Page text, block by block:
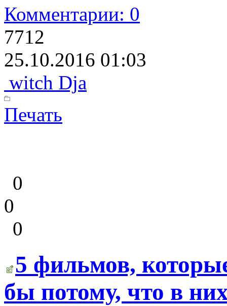
Комментарии: 0
7712
25.10.2016 01:03
witch Dja
Печать
0
0
0
5 фильмов,
бы потому, что в